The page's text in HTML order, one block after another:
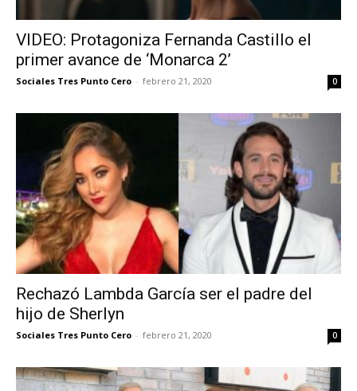
VIDEO: Protagoniza Fernanda Castillo el
primer avance de ‘Monarca 2’
Sociales Tres Punto Cero - febrero 21, 2020 0
Rechazó Lambda García ser el padre del
hijo de Sherlyn
Sociales Tres Punto Cero - febrero 21, 2020 0